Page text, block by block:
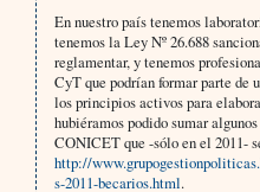
En nuestro país tenemos
tenemos la Ley Nº 26.688
reglamentar, y tenemos
CyT que podrían formar parte de
los principios activos para
hubiéramos podido sumar
CONICET que -sólo en el 2011-
http://
s-2011-becarios.html.